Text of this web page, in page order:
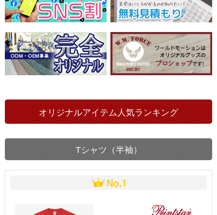
オリジナルアイテム人気ランキング
Tシャツ（半袖）